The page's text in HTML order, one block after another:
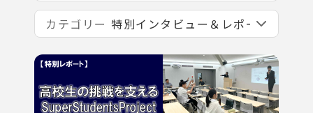
カテゴリー